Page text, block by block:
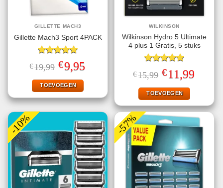
GILLETTE MACH3
Gillette Mach3 Sport 4PACK
Gewaardeerd
5.00uit 5
€19,99 Oorspronkelijke
prijs
was:
€19,99.
€9,95prijs
TOEVOEGEN
WILKINSON
Wilkinson Hydro 5 Ultimate
4 plus 1 Gratis, 5 stuks
Gewaardeerd
5.00uit 5
€15,99 Oorspronkelijke
prijs
was:
€15,99.
€11,99Huidige
prijs
TOEVOEGEN
-10% -57%